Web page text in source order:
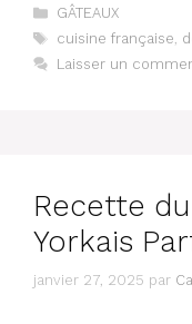
Catégories
GÂTEAUX
Étiquettes
cuisine française,
Laisser un
Recette
Yorkais
janvier 27, 2025 par